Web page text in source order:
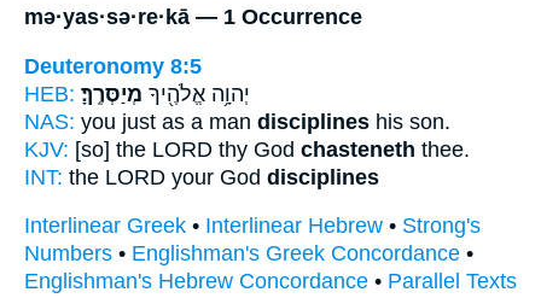
mə·yas·sə·re·kā — 1 Occurrence
Deuteronomy 8:5
HEB:
יְהוָ֥ה אֱלֹהֶ֖יךָ מְיַסְּרֶֽךָּ׃
NAS: you just as a man disciplines his son.
KJV: [so] the LORD thy God chasteneth thee.
INT: the LORD your God disciplines
Interlinear Greek • Interlinear Hebrew • Strong's
Numbers • Englishman's Greek Concordance •
Englishman's Hebrew Concordance • Parallel Texts